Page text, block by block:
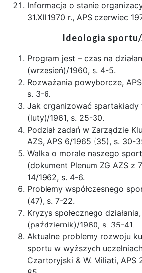
Informacja o stanie
31.XII.1970 r., APS czerwiec
Ideologia sportu/
Program jest – czas na
(wrzesień)/1960, s. 4-5.
Rozważania powyborcze,
s. 3-6.
Jak organizować spartakiady
(luty)/1961, s. 25-30.
Podział zadań w Zarządzie
AZS, APS 6/1965 (35), s. 30-
Walka o morale naszego
(dokument Plenum ZG AZS z
14/1962, s. 4-6.
Problemy współczesnego
(47), s. 7-22.
Kryzys społecznego
(październik)/1960, s. 35-41.
Aktualne problemy rozwoju
sportu w wyższych
Czartoryjski & W. Miliati, APS